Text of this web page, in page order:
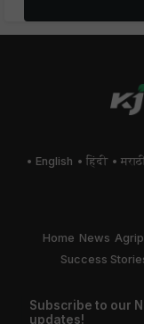
English हिंदी
Home News
Success
Subscribe to our
updates!